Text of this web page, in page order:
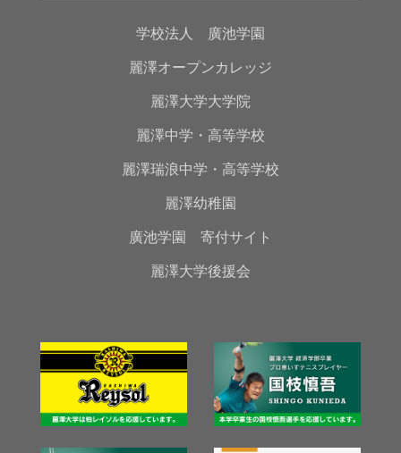
学校法人 廣池学園
麗澤オープンカレッジ
麗澤大学大学院
麗澤中学・高等学校
麗澤瑞浪中学・高等学校
麗澤幼稚園
廣池学園 寄付サイト
麗澤大学後援会